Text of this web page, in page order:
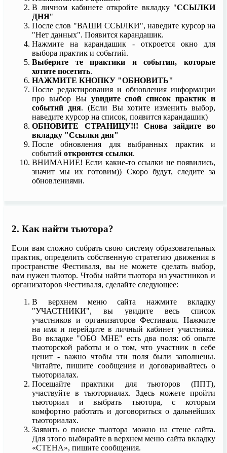
В личном кабинете откройте вкладку "ССЫЛКИ
ДНЯ"
После слов "ВАШИ ССЫЛКИ", наведите курсор на
"Нет данных". Появится карандашик.
Нажмите на карандашик - откроется окно для
выбора практик и событий.
Выберите те практики и события, которые
хотите посетить.
НАЖМИТЕ КНОПКУ "ОБНОВИТЬ"
После редактирования и обновления информации
про выбор Вы увидите свой список практик и
событий дня. (Если Вы хотите изменить выбор,
наведите курсор на список, появится карандашик)
ОБНОВИТЕ СТРАНИЦУ!!! Снова зайдите во
вкладку "Ссылки дня"
После обновления для выбранных практик и
событий откроются ссылки.
ВНИМАНИЕ! Если какие-то ссылки не появились,
значит мы их готовим)) Скоро будут, следите за
обновлениями.
2. Как найти тьютора?
Если вам сложно собрать свою систему образовательных
практик, определить собственную стратегию движения в
пространстве Фестиваля, вы не можете сделать выбор,
вам нужен тьютор. Чтобы найти тьютора из участников и
организаторов Фестиваля, сделайте следующее:
В верхнем меню сайта нажмите вкладку
"УЧАСТНИКИ", вы увидите весь список
участников и организаторов Фестиваля. Нажмите
на имя и перейдите в личный кабинет участника.
Во вкладке "ОБО МНЕ" есть два поля: об опыте
тьюторской работы и о том, что участник в себе
ценит - важно чтобы эти поля были заполнены.
Читайте, пишите сообщения и договаривайтесь о
тьюториалах.
Посещайте практики для тьюторов (ППТ),
участвуйте в тьюториалах. Здесь можете пройти
тьюториал и выбрать тьютора, с которым
комфортно работать и договориться о дальнейших
тьюториалах.
Заявить о поиске тьютора можно на стене сайта.
Для этого выбирайте в верхнем меню сайта вкладку
«СТЕНА», пишите сообщения.